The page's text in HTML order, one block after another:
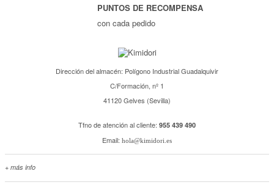
PUNTOS DE RECOMPENSA
con cada pedido
Dirección del almacén: Polígono Industrial Guadalquivir
C/Formación, nº 1
41120 Gelves (Sevilla)
Tfno de atención al cliente: 955 439 490
Email: hola@kimidori.es
+ más info